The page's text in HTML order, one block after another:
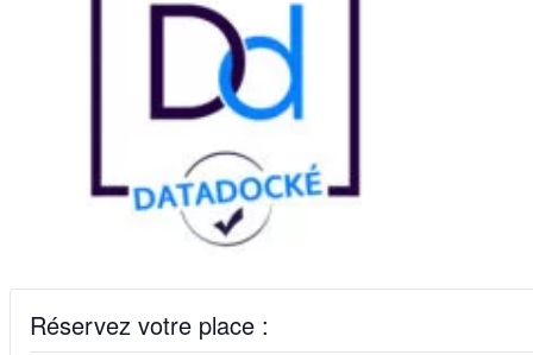
Réservez votre place :